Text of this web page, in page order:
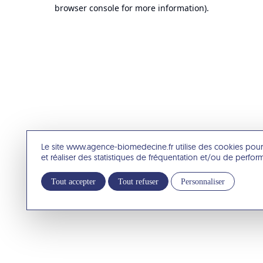
Le site www.agence-biomedecine.fr utilise des cookies
et réaliser des statistiques de fréquentation et/ou de
Tout accepter Tout refuser Personnaliser
browser console for more information).